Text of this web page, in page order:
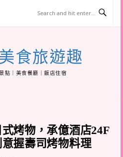
食旅遊趣
點｜美食餐廳｜飯店住宿
烤物，承億酒店24F
握壽司烤物料理